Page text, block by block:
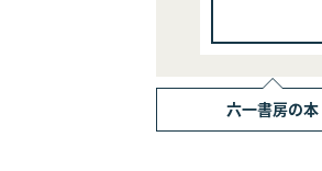
六一書房の本